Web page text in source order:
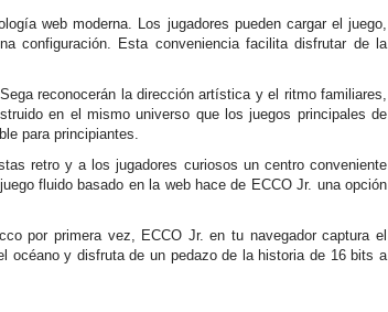
web moderna. Los jugadores pueden cargar el juego,
configuración. Esta conveniencia facilita disfrutar de la
reconocerán la dirección artística y el ritmo familiares,
en el mismo universo que los juegos principales de
para principiantes.
retro y a los jugadores curiosos un centro conveniente
fluido basado en la web hace de ECCO Jr. una opción
por primera vez, ECCO Jr. en tu navegador captura el
océano y disfruta de un pedazo de la historia de 16 bits a